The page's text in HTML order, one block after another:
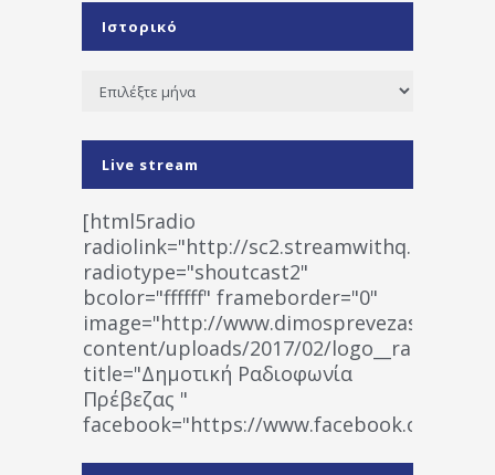
Ιστορικό
Ιστορικό
Live stream
[html5radio
radiolink="http://
radiotype="shoutcast2"
bcolor="ffffff" frameborder="0"
image="http://www.dimosprevezas.gr/wp-
content/uploads/2017/02/
title="Δημοτική Ραδιοφωνία
Πρέβεζας "
facebook="https://www.facebook.com/